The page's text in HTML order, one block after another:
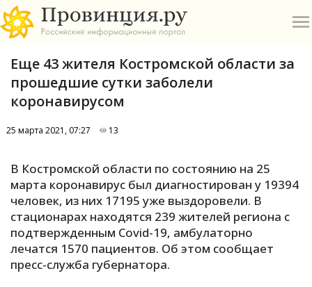
А
Б
В
П
Еще 43 жителя Костромской области за
прошедшие сутки заболели
коронавирусом
25 марта 2021, 07:27 13
В Костромской области по состоянию на 25
марта коронавирус был диагностирован у 19394
человек, из них 17195 уже выздоровели. В
стационарах находятся 239 жителей региона с
подтвержденным Covid-19, амбулаторно
лечатся 1570 пациентов. Об этом сообщает
пресс-служба губернатора.